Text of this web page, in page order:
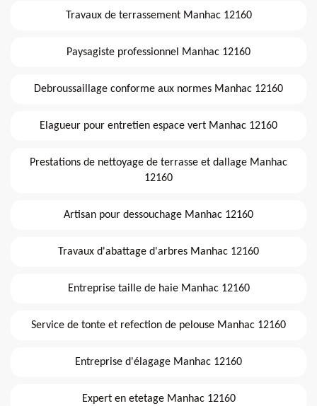
Travaux de terrassement Manhac 12160
Paysagiste professionnel Manhac 12160
Debroussaillage conforme aux normes Manhac 12160
Elagueur pour entretien espace vert Manhac 12160
Prestations de nettoyage de terrasse et dallage Manhac
12160
Artisan pour dessouchage Manhac 12160
Travaux d'abattage d'arbres Manhac 12160
Entreprise taille de haie Manhac 12160
Service de tonte et refection de pelouse Manhac 12160
Entreprise d'élagage Manhac 12160
Expert en etetage Manhac 12160